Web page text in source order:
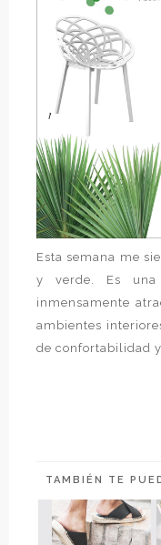
Esta semana me
y verde. Es una
inmensamente
ambientes
de confortabilidad
TAMBIÉN TE